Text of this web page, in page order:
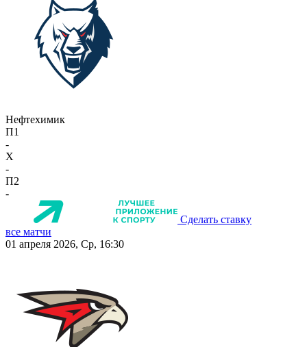
Нефтехимик
П1
-
X
-
П2
-
Сделать ставку
все матчи
01 апреля 2026, Ср, 16:30